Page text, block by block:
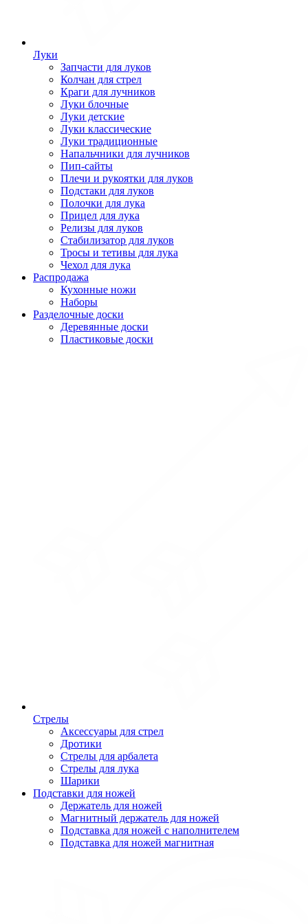
Луки
Запчасти для луков
Колчан для стрел
Краги для лучников
Луки блочные
Луки детские
Луки классические
Луки традиционные
Напальчники для лучников
Пип-сайты
Плечи и рукоятки для луков
Подстаки для луков
Полочки для лука
Прицел для лука
Релизы для луков
Стабилизатор для луков
Тросы и тетивы для лука
Чехол для лука
Распродажа
Кухонные ножи
Наборы
Разделочные доски
Деревянные доски
Пластиковые доски
Стрелы
Аксессуары для стрел
Дротики
Стрелы для арбалета
Стрелы для лука
Шарики
Подставки для ножей
Держатель для ножей
Магнитный держатель для ножей
Подставка для ножей с наполнителем
Подставка для ножей магнитная